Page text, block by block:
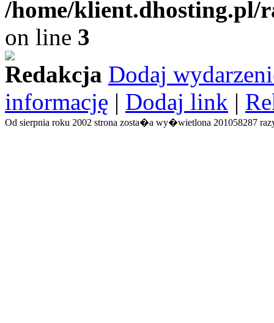
/home/
on line 3
Redakcja Dodaj
informację | Dodaj link |
Od sierpnia roku 2002 strona zosta�a wy�wietlona 201058287